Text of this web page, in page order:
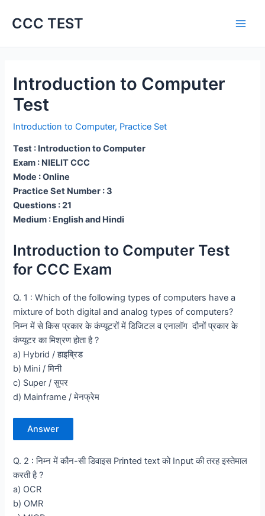
CCC TEST
Introduction to Computer
Test
Introduction to Computer, Practice Set
Test : Introduction to Computer
Exam : NIELIT CCC
Mode : Online
Practice Set Number : 3
Questions : 21
Medium : English and Hindi
Introduction to Computer Test
for CCC Exam
Q. 1 : Which of the following types of computers have a
mixture of both digital and analog types of computers?
निम्न में से किस प्रकार के कंप्यूटरों में डिजिटल व एनालॉग दौनों प्रकार के
कंप्यूटर का मिश्रण होता है ?
a) Hybrid / हाइब्रिड
b) Mini / मिनी
c) Super / सुपर
d) Mainframe / मेनफ्रेम
Answer
Q. 2 : निम्न में कौन-सी डिवाइस Printed text को Input की तरह इस्तेमाल
करती है ?
a) OCR
b) OMR